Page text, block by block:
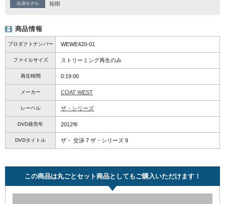
出演モデル 祐樹
商品情報
プロダクトナンバー WEWE420-01
ファイルサイズ ストリーミング再生のみ
再生時間 0:19:00
メーカー COAT WEST
レーベル ザ・シリーズ
DVD発売年 2012年
DVDタイトル ザ・ 交渉 7 ザ・シリーズ 9
この商品は丸ごとセット商品としてもご購入いただけます！